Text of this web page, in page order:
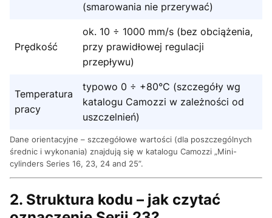
(smarowania nie przerywać)
Prędkość
ok. 10 ÷ 1000 mm/s (bez obciążenia,
przy prawidłowej regulacji
przepływu)
Temperatura
pracy
typowo 0 ÷ +80°C (szczegóły wg
katalogu Camozzi w zależności od
uszczelnień)
Dane orientacyjne – szczegółowe wartości (dla poszczególnych
średnic i wykonania) znajdują się w katalogu Camozzi „Mini-
cylinders Series 16, 23, 24 and 25”.
2. Struktura kodu – jak czytać